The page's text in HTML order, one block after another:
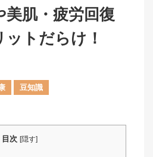
肌・疲労回復
トだらけ！
豆知識
目次 [隠す]